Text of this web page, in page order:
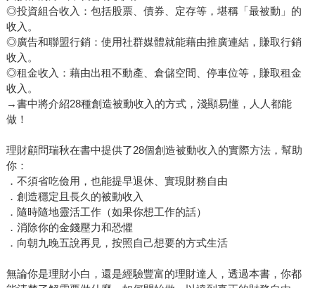
◎投資組合收入：包括股票、債券、定存等，堪稱「最被動」的
收入。
◎廣告和聯盟行銷：使用社群媒體就能藉由推廣連結，賺取行銷
收入。
◎租金收入：藉由出租不動產、倉儲空間、停車位等，賺取租金
收入。
→書中將介紹28種創造被動收入的方式，淺顯易懂，人人都能
做！
理財顧問瑞秋在書中提供了28個創造被動收入的實際方法，幫助
你：
．不須省吃儉用，也能提早退休、實現財務自由
．創造穩定且長久的被動收入
．隨時隨地靈活工作（如果你想工作的話）
．消除你的金錢壓力和恐懼
．向朝九晚五說再見，按照自己想要的方式生活
無論你是理財小白，還是經驗豐富的理財達人，透過本書，你都